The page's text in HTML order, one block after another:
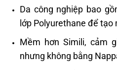
Da công nghiệp bao
lớp Polyurethane để
Mềm hơn Simili, cảm
nhưng không bằng